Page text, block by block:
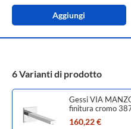
Aggiungi
6 Varianti di prodotto
Gessi VIA
finitura cromo
160,22 €